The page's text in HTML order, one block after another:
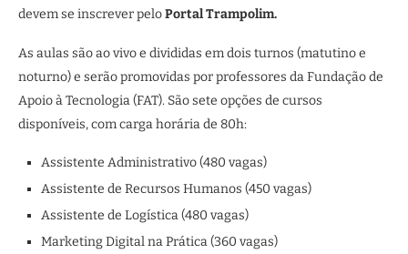
devem se inscrever peloPortal Trampolim.
As aulas são ao vivo e divididas em dois turnos (matutino e
noturno) e serão promovidas por professores da Fundação de
Apoio à Tecnologia (FAT). São sete opções de cursos
disponíveis, com carga horária de 80h:
Assistente Administrativo (480 vagas)
Assistente de Recursos Humanos (450 vagas)
Assistente de Logística (480 vagas)
Marketing Digital na Prática (360 vagas)